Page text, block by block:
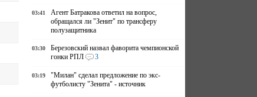
03:41
Агент Батракова ответил на вопрос,
обращался ли "Зенит" по трансферу
полузащитника
03:30
Березовский назвал фаворита чемпионской
гонки РПЛ
3
03:19
"Милан" сделал предложение по экс-
футболисту "Зенита" - источник